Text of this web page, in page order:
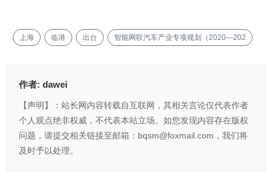
上海 临港 出台 智能网联汽车产业专项规划（2020—202
作者: dawei
【声明】：站长网内容转载自互联网，其相关言论仅代表作者
个人观点绝非权威，不代表本站立场。如您发现内容存在版权
问题，请提交相关链接至邮箱：bqsm@foxmail.com，我们将
及时予以处理。